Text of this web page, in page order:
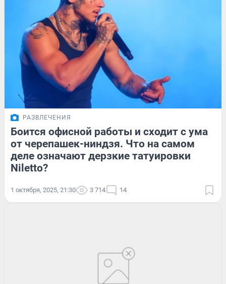
РАЗВЛЕЧЕНИЯ
Боится офисной работы и сходит с ума
от черепашек-ниндзя. Что на самом
деле означают дерзкие татуировки
Niletto?
1 октября, 2025, 21:30 3 714 14